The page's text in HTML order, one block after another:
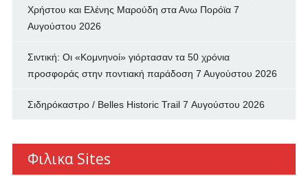
Χρήστου και Ελένης Μαρούδη στα Ανω Πορόϊα 7
Αυγούστου 2026
Σιντική: Οι «Κομνηνοί» γιόρτασαν τα 50 χρόνια
προσφοράς στην ποντιακή παράδοση 7 Αυγούστου 2026
Σιδηρόκαστρο / Belles Historic Trail 7 Αυγούστου 2026
Φιλικα Sites